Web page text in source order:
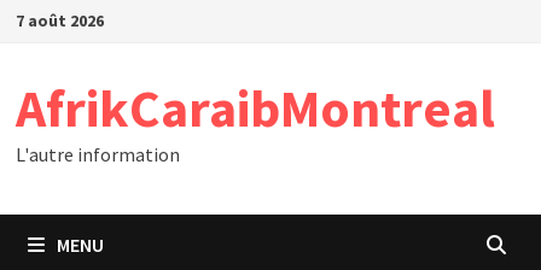
Passer
7 août 2026
AfrikCaraibMontreal
L'autre information
MENU